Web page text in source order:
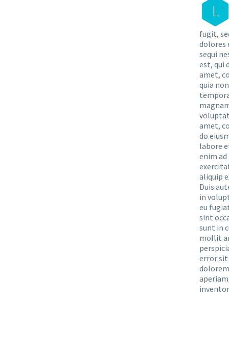
L
fugit,
dolores
sequi
est, qui
amet,
quia
amet,
do
labore
enim
aliquip
Duis
in
eu
sint
sunt in
mollit
error